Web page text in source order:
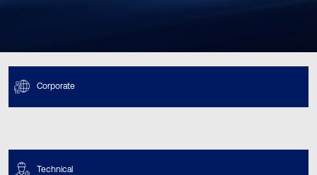
Corporate
Technical